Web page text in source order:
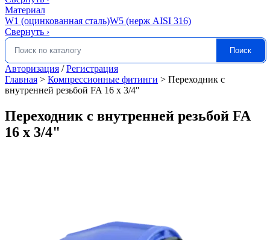
Материал
W1 (оцинкованная сталь)W5 (нерж AISI 316)
Свернуть ›
Искать: Поиск
Авторизация /Регистрация
Главная > Компрессионные фитинги > Переходник с
внутренней резьбой FA 16 x 3/4″
Переходник с внутренней резьбой FA
16 x 3/4"